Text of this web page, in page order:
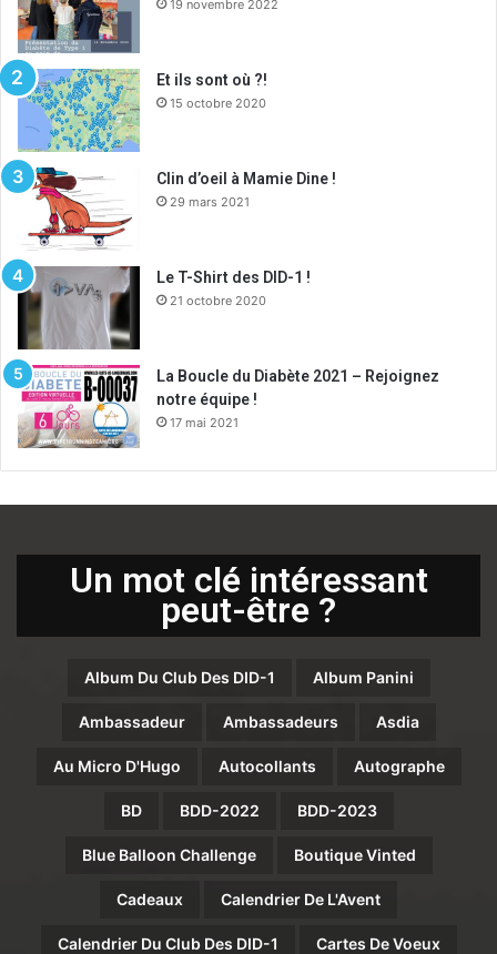
19 novembre 2022
Et ils sont où ?!
15 octobre 2020
Clin d’oeil à Mamie Dine !
29 mars 2021
Le T-Shirt des DID-1 !
21 octobre 2020
La Boucle du Diabète 2021 – Rejoignez
notre équipe !
17 mai 2021
Un mot clé intéressant
peut-être ?
Album Du Club Des DID-1 Album Panini
Ambassadeur Ambassadeurs Asdia
Au Micro D'Hugo Autocollants Autographe
BD BDD-2022 BDD-2023
Blue Balloon Challenge Boutique Vinted
Cadeaux Calendrier De L'Avent
Calendrier Du Club Des DID-1 Cartes De Voeux